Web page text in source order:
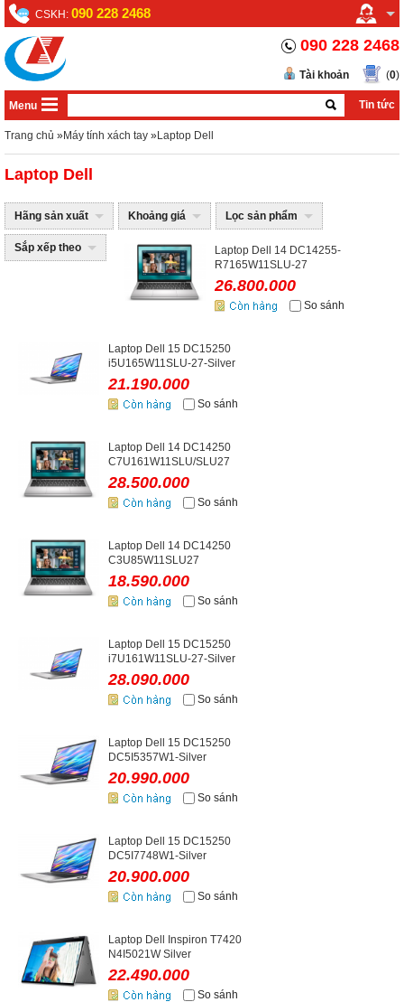
CSKH: 090 228 2468
090 228 2468
(0)
Tài khoản
Menu Tin tức
Trang chủ »Máy tính xách tay »Laptop Dell
Laptop Dell
Hãng sản xuất Khoảng giá Lọc sản phẩm
Sắp xếp theo
Laptop Dell 14 DC14255-
R7165W11SLU-27
26.800.000
So sánh
Laptop Dell 15 DC15250
i5U165W11SLU-27-Silver
21.190.000
So sánh
Laptop Dell 14 DC14250
C7U161W11SLU/SLU27
28.500.000
So sánh
Laptop Dell 14 DC14250
C3U85W11SLU27
18.590.000
So sánh
Laptop Dell 15 DC15250
i7U161W11SLU-27-Silver
28.090.000
So sánh
Laptop Dell 15 DC15250
DC5I5357W1-Silver
20.990.000
So sánh
Laptop Dell 15 DC15250
DC5I7748W1-Silver
20.900.000
So sánh
Laptop Dell Inspiron T7420
N4I5021W Silver
22.490.000
So sánh